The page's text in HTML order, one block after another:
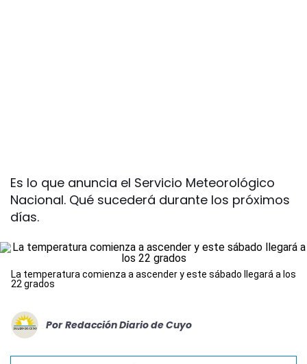
Es lo que anuncia el Servicio Meteorológico
Nacional. Qué sucederá durante los próximos
días.
La temperatura comienza a ascender y este sábado llegará a los
22 grados
Por Redacción Diario de Cuyo